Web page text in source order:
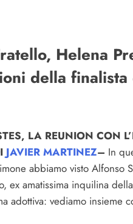
Helena
della
LA REUNION CON
JAVIER MARTINEZ– In
abbiamo visto Alfonso
ex amatissima inquilina
adottiva: vediamo insieme